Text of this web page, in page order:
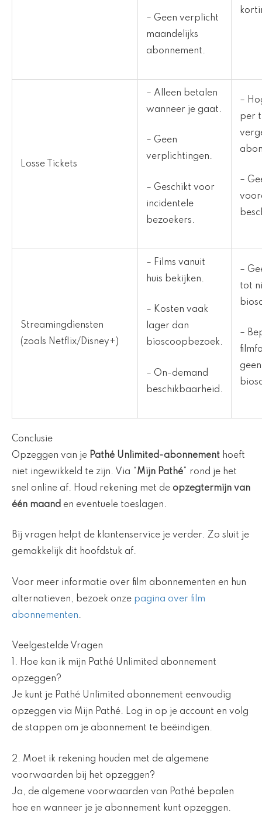
– Geen verplicht
maandelijks
abonnement.
Losse Tickets
– Alleen betalen
wanneer je gaat.
– Geen
verplichtingen.
– Geschikt voor
incidentele
bezoekers.
–
per
–
Streamingdiensten
(zoals Netflix/Disney+)
– Films vanuit
huis bekijken.
– Kosten vaak
lager dan
bioscoopbezoek.
– On-demand
beschikbaarheid.
–
tot
–
geen
Conclusie
Opzeggen van je Pathé Unlimited-abonnement hoeft
niet ingewikkeld te zijn. Via “ Mijn Pathé ” rond je het
snel online af. Houd rekening met de opzegtermijn van
één maand en eventuele toeslagen.
Bij vragen helpt de klantenservice je verder. Zo sluit je
gemakkelijk dit hoofdstuk af.
Voor meer informatie over film abonnementen en hun
alternatieven, bezoek onze pagina over film
abonnementen.
Veelgestelde Vragen
1. Hoe kan ik mijn Pathé Unlimited abonnement
opzeggen?
Je kunt je Pathé Unlimited abonnement eenvoudig
opzeggen via Mijn Pathé. Log in op je account en volg
de stappen om je abonnement te beëindigen.
2. Moet ik rekening houden met de algemene
voorwaarden bij het opzeggen?
Ja, de algemene voorwaarden van Pathé bepalen
hoe en wanneer je je abonnement kunt opzeggen.